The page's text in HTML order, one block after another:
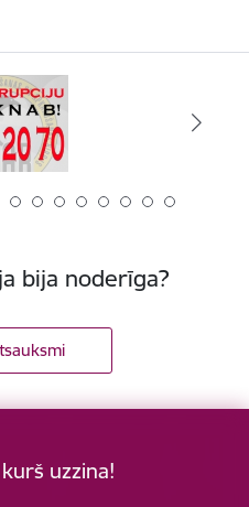
bija noderīga?
uzzina!